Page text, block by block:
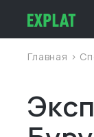
Главная >